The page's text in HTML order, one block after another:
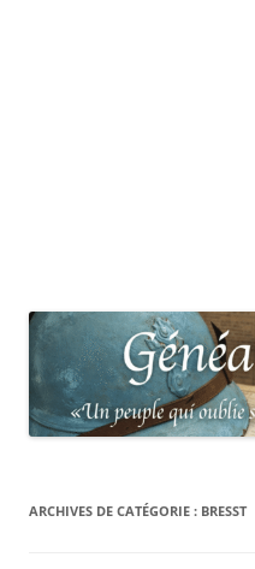
ARCHIVES DE CATÉGORIE : BRESST